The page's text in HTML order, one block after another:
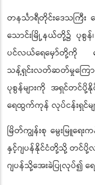
တနင်္သာရီတိုင်းဒေသကြီး
သောင်းမြို့နယ်တို့၌ ပုစွန်၊
ပင်လယ်ရေမှော်တို့ကို
သန့်ရှင်းလတ်ဆတ်မှုကြေ
ပုစွန်များကို အရှင်တင်
ရေထွက်ကုန် လုပ်ငန်းရှင်
မြိတ်ကျွန်းစု မွေးမြူရေ
နှင့်ဂျပန်နိုင်ငံတို့သို့ တင်ပို့
ဂျပန်သို့အေးခဲပြုလုပ်၍